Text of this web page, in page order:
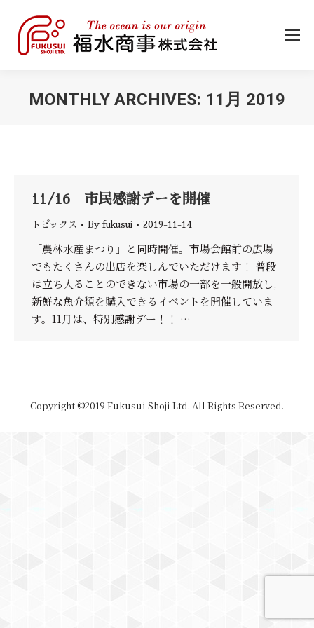
MONTHLY ARCHIVES: 11月 2019
11/16 市民感謝デーを開催
トピックス By fukusui 2019-11-14
「農林水産まつり」と同時開催。市場会館前の広場
でもたくさんの出店を楽しんでいただけます！ 普段
は立ち入ることのできない市場の一部を一般開放し,
新鮮な魚介類を購入できるイベントを開催していま
す。11月は、特別感謝デー！！ …
Copyright ©2019 Fukusui Shoji Ltd. All Rights Reserved.